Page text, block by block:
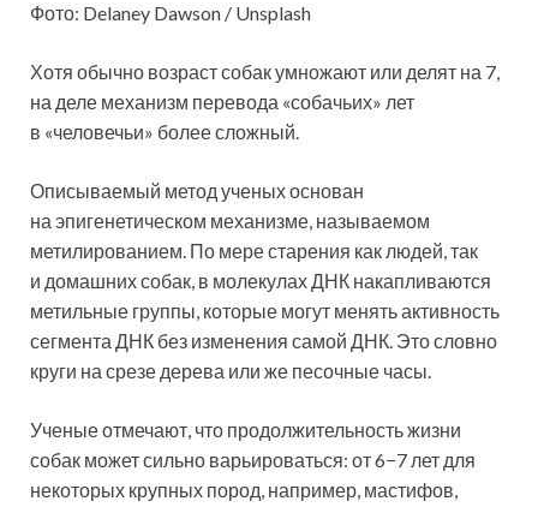
Фото: Delaney Dawson / Unsplash
Хотя обычно возраст собак умножают или делят на 7,
на деле механизм перевода «собачьих» лет
в «человечьи» более сложный.
Описываемый метод ученых основан
на эпигенетическом механизме, называемом
метилированием. По мере старения как людей, так
и домашних собак, в молекулах ДНК накапливаются
метильные группы, которые могут менять активность
сегмента ДНК без изменения самой ДНК. Это словно
круги на срезе дерева или же песочные часы.
Ученые отмечают, что продолжительность жизни
собак может сильно варьироваться: от 6−7 лет для
некоторых крупных пород, например, мастифов,